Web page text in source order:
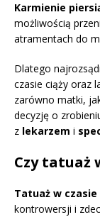
Karmienie
możliwością
atramentach do
Dlatego
czasie ciąży oraz
zarówno matki,
decyzję o
z lekarzem i
Czy tatuaż
Tatuaż w czasie
kontrowersji i